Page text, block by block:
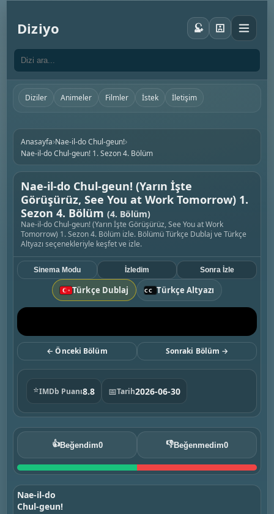
Diziyo
Diziler Animeler Filmler İstek İletişim
Anasayfa›Nae-il-do Chul-geun!›
Nae-il-do Chul-geun! 1. Sezon 4. Bölüm
Nae-il-do Chul-geun! (Yarın İşte
Görüşürüz, See You at Work Tomorrow) 1.
Sezon 4. Bölüm (4. Bölüm)
Nae-il-do Chul-geun! (Yarın İşte Görüşürüz, See You at Work
Tomorrow) 1. Sezon 4. Bölüm izle. Bölümü Türkçe Dublaj ve Türkçe
Altyazı seçenekleriyle keşfet ve izle.
Türkçe Dublaj Türkçe Altyazı
Sinema Modu İzledim Sonra İzle
← Önceki Bölüm Sonraki Bölüm →
⭐IMDb Puanı8.8 📅Tarih2026-06-30
👍Beğendim0 👎Beğenmedim0
Nae-il-do
Chul-geun!